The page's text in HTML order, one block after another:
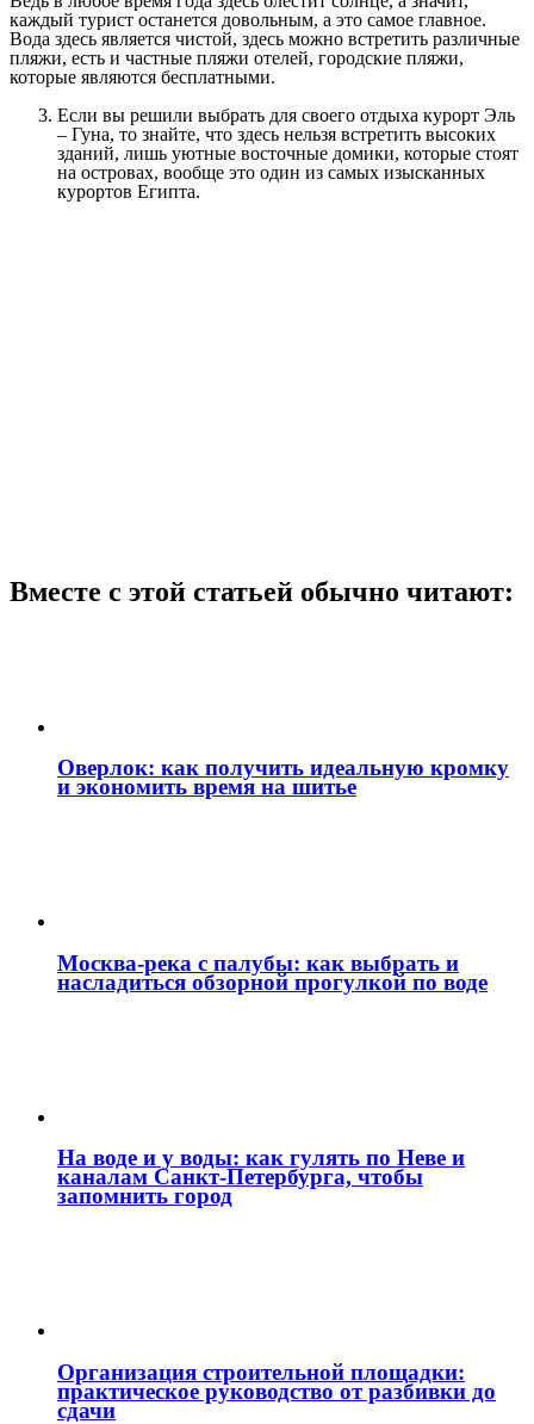
каждый турист останется довольным, а это самое главное.
Вода здесь является чистой, здесь можно встретить различные
пляжи, есть и частные пляжи отелей, городские пляжи,
которые являются бесплатными.
Если вы решили выбрать для своего отдыха курорт Эль
– Гуна, то знайте, что здесь нельзя встретить высоких
зданий, лишь уютные восточные домики, которые стоят
на островах, вообще это один из самых изысканных
курортов Египта.
Вместе с этой статьей обычно читают:
Оверлок: как получить идеальную кромку
и экономить время на шитье
Москва‑река с палубы: как выбрать и
насладиться обзорной прогулкой по воде
На воде и у воды: как гулять по Неве и
каналам Санкт‑Петербурга, чтобы
запомнить город
Организация строительной площадки:
практическое руководство от разбивки до
сдачи